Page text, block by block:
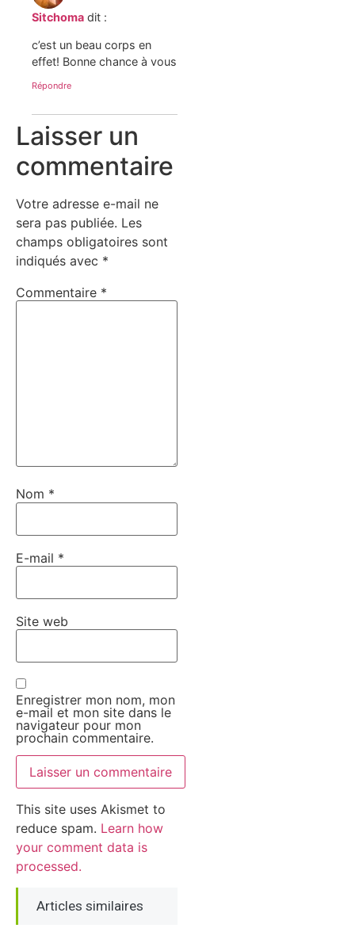
Sitchoma dit :
c’est un beau corps en
effet! Bonne chance à vous
Répondre
Laisser un
commentaire
Votre adresse e-mail ne
sera pas publiée. Les
champs obligatoires sont
indiqués avec *
Commentaire *
Nom *
E-mail *
Site web
Enregistrer mon nom, mon
e-mail et mon site dans le
navigateur pour mon
prochain commentaire.
This site uses Akismet to
reduce spam. Learn how
your comment data is
processed.
Articles similaires